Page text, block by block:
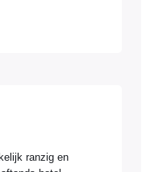
ranzig en